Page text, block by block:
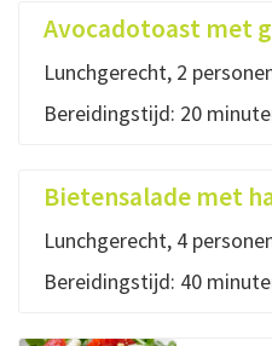
Avocadotoast met
Lunchgerecht, 2
Bereidingstijd: 20
Bietensalade met
Lunchgerecht, 4
Bereidingstijd: 40